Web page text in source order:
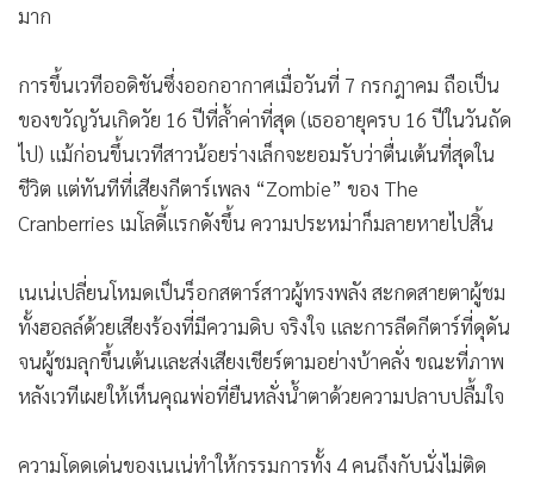
มาก
การขึ้นเวทีออดิชันซึ่งออกอากาศเมื่อวันที่ 7 กรกฎาคม ถือเป็น
ของขวัญวันเกิดวัย 16 ปีที่ล้ำค่าที่สุด (เธออายุครบ 16 ปีในวันถัด
ไป) แม้ก่อนขึ้นเวทีสาวน้อยร่างเล็กจะยอมรับว่าตื่นเต้นที่สุดใน
ชีวิต แต่ทันทีที่เสียงกีตาร์เพลง “Zombie” ของ The
Cranberries เมโลดี้แรกดังขึ้น ความประหม่าก็มลายหายไปสิ้น
เนเน่เปลี่ยนโหมดเป็นร็อกสตาร์สาวผู้ทรงพลัง สะกดสายตาผู้ชม
ทั้งฮอลล์ด้วยเสียงร้องที่มีความดิบ จริงใจ และการลีดกีตาร์ที่ดุดัน
จนผู้ชมลุกขึ้นเต้นและส่งเสียงเชียร์ตามอย่างบ้าคลั่ง ขณะที่ภาพ
หลังเวทีเผยให้เห็นคุณพ่อที่ยืนหลั่งน้ำตาด้วยความปลาบปลื้มใจ
ความโดดเด่นของเนเน่ทำให้กรรมการทั้ง 4 คนถึงกับนั่งไม่ติด